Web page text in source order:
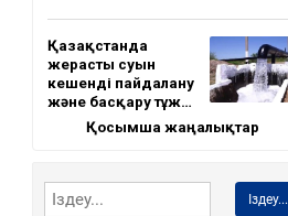
Қазақстанда
жерасты суын
кешенді пайдалану
және басқару тұж…
Қосымша жаңалықтар
Іздеу...